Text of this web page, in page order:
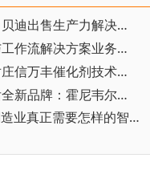
▪ 霍尼韦尔科技完成向贝迪出售生产力解决方案与服务业务
▪ 霍尼韦尔完成仓储与工作流解决方案业务剥离，聚焦纯自动化战略
▪ 霍尼韦尔科技完成对庄信万丰催化剂技术业务的收购
▪ 霍尼韦尔发布分拆后全新品牌：霍尼韦尔科技与霍尼韦尔航空航天
▪ AI走进物理世界：制造业真正需要怎样的智能？ ——霍尼韦尔余锋谈工业智能的本质、边界与实践